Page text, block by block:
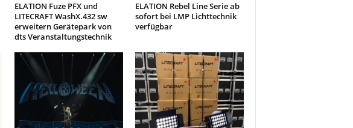
ELATION Fuze PFX und
LITECRAFT WashX.432 sw
erweitern Gerätepark von
dts Veranstaltungstechnik
ELATION Rebel Line Serie ab
sofort bei LMP Lichttechnik
verfügbar